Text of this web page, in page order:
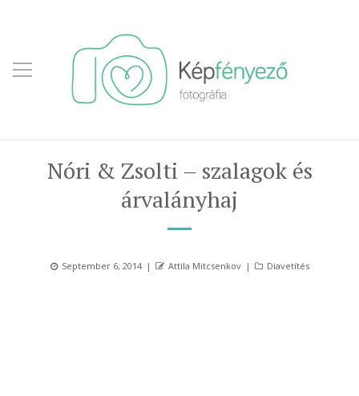
Nóri & Zsolti – szalagok és
árvalányhaj
Posted
September 6, 2014 Author
Attila Mitcsenkov Categories
Diavetítés